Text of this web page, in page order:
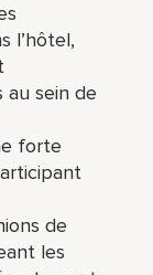
l’hôtel,
au sein de
forte
de
les